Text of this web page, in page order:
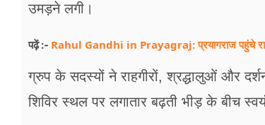
उमड़ने लगी।
पढ़ें :- Rahul Gandhi in Prayagraj: प्रयागराज पहुंचे
ग्रुप के सदस्यों ने राहगीरों, श्रद्धालुओं और
शिविर स्थल पर लगातार बढ़ती भीड़ के बीच